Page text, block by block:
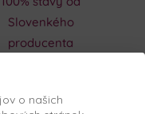
o našich